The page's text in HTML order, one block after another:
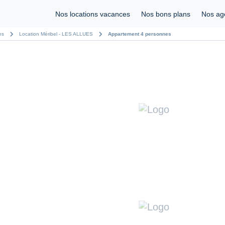
Nos locations vacances Nos bons plans Nos
chevron_right Location Méribel - LES ALLUES chevron_right Appartement 4 personnes